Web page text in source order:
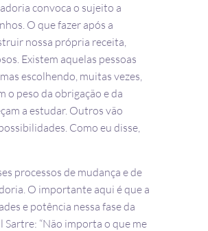
convoca o sujeito a
O que fazer após a
nossa própria receita,
Existem aquelas pessoas
escolhendo, muitas vezes,
o peso da obrigação e da
a estudar. Outros vão
Como eu disse,
processos de mudança e de
O importante aqui é que a
e potência nessa fase da
“Não importa o que me